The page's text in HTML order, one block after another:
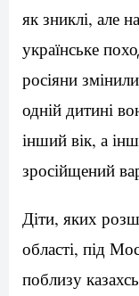
як зниклі, але
українське
росіяни
одній дитині
інший вік, а
зросійщений
Діти, яких
області, під
поблизу